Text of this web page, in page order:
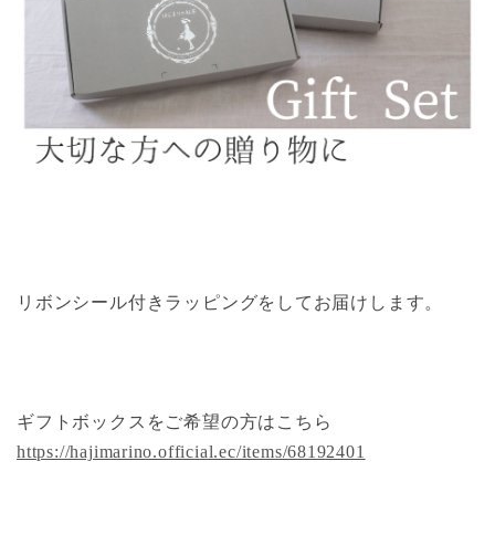
リボンシール付きラッピングをしてお届けします。
ギフトボックスをご希望の方はこちら
https://hajimarino.official.ec/items/68192401